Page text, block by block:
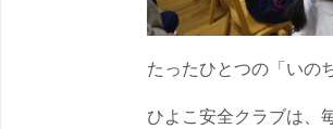
たったひとつの「いの
ひよこ安全クラブは、